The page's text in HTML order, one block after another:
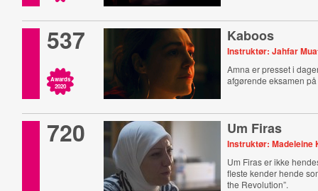
537
Awards
2020
Kaboos
Instruktør: Jahfar
Amna er presset i
afgørende eksamen
720 Um Firas
Instruktør: Madeleine
Um Firas er ikke
fleste kender hende
the Revolution”.